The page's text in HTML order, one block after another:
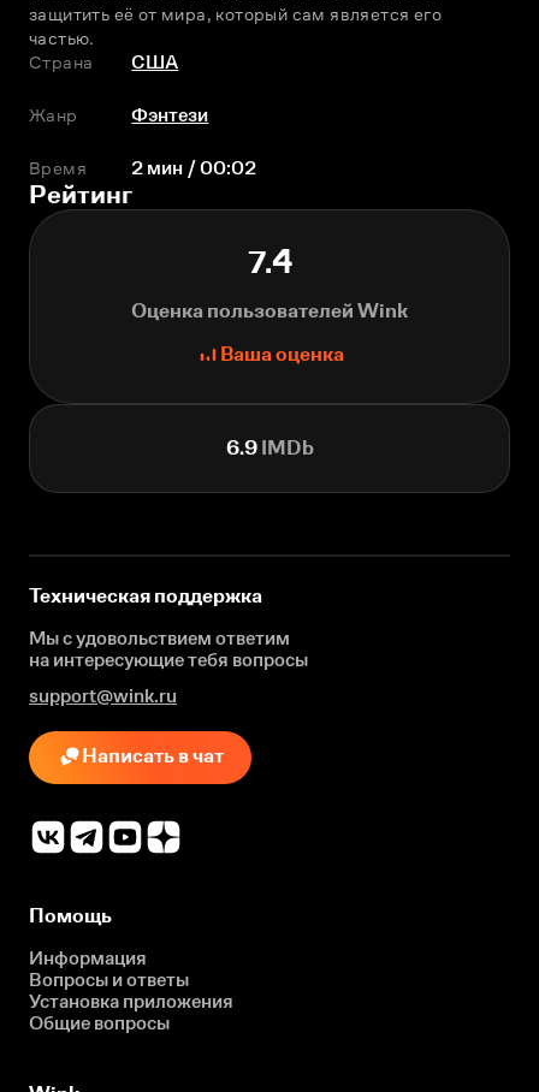
защитить её от мира, который сам является его
частью.
Страна
США
Жанр Фэнтези
Время 2 мин / 00:02
Рейтинг
7.4
Оценка пользователей Wink
Ваша оценка
6.9IMDb
Техническая поддержка
Мы с удовольствием ответим
на интересующиетебя вопросы
support@wink.ru
Написать в чат
Помощь
Информация
Вопросы и ответы
Установка приложения
Общие вопросы